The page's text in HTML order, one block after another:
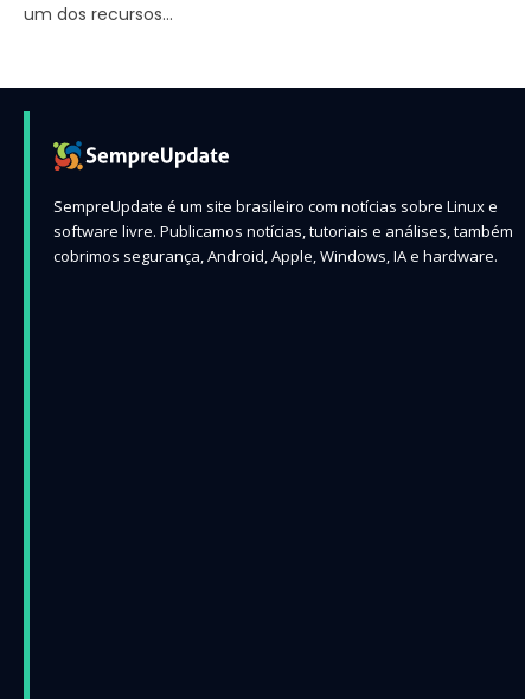
um dos recursos…
SempreUpdate é um site brasileiro com notícias sobre Linux e
software livre. Publicamos notícias, tutoriais e análises, também
cobrimos segurança, Android, Apple, Windows, IA e hardware.